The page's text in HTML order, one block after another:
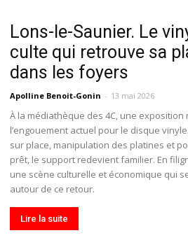
Lons-le-Saunier. Le
culte qui retrouve sa
dans les foyers
Apolline Benoit-Gonin - 13 mai 2026
À la médiathèque des 4C, une exposition
l’engouement actuel pour le disque
sur place, manipulation des platines et
prêt, le support redevient familier. En
une scène culturelle et économique qui
autour de ce retour.
Lire la suite